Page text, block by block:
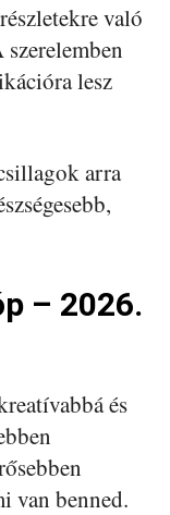
való
lesz
arra
– 2026.
és
van benned.